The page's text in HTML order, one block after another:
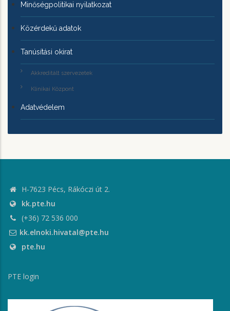
Minőségpolitikai nyilatkozat
Közérdekű adatok
Tanúsítási okirat
Akkreditált szervezetek
Klinikai Központ
Adatvédelem
H-7623 Pécs, Rákóczi út 2.
kk.pte.hu
(+36) 72 536 000
kk.elnoki.hivatal@pte.hu
pte.hu
PTE login